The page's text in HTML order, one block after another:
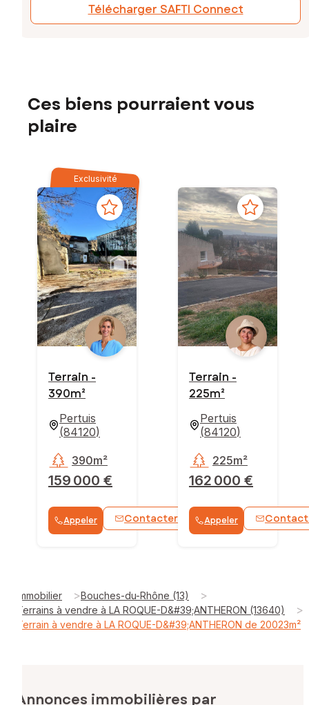
Télécharger SAFTI Connect
Ces biens pourraient vous
plaire
Exclusivité
Terrain -
390m²
Pertuis
(84120)
159 000 €
390m²
Appeler Contacter WhatsApp
Terrain -
225m²
Pertuis
(84120)
162 000 €
225m²
Appeler
Immobilier >Bouches-du-Rhône (13) >
Terrains à vendre à LA ROQUE-D&#39;ANTHERON (13640) >
Terrain à vendre à LA ROQUE-D&#39;ANTHERON de 20023m²
Annonces immobilières par